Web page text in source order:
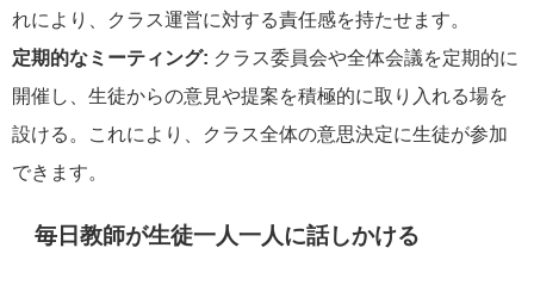
れにより、クラス運営に対する責任感を持たせます。
定期的なミーティング: クラス委員会や全体会議を定期的に
開催し、生徒からの意見や提案を積極的に取り入れる場を
設ける。これにより、クラス全体の意思決定に生徒が参加
できます。
毎日教師が生徒一人一人に話しかける